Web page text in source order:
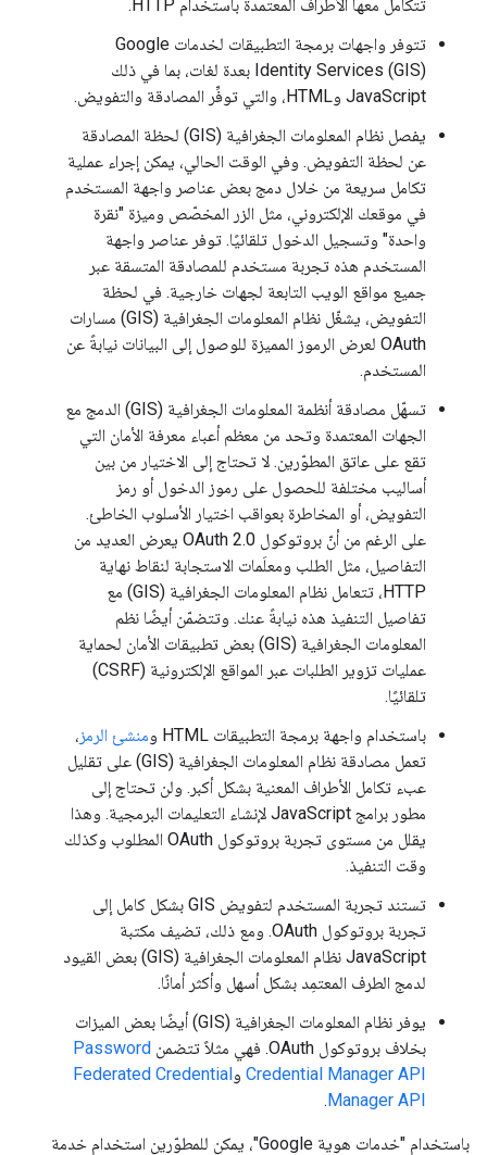
تتكامل معها الأطراف المعتمدة باستخدام HTTP.
تتوفر واجهات برمجة التطبيقات لخدمات Google
Identity Services (GIS) بعدة لغات، بما في ذلك
JavaScript وHTML، والتي توفِّر المصادقة والتفويض.
يفصل نظام المعلومات الجغرافية (GIS) لحظة المصادقة
عن لحظة التفويض. وفي الوقت الحالي، يمكن إجراء عملية
تكامل سريعة من خلال دمج بعض عناصر واجهة المستخدم
في موقعك الإلكتروني، مثل الزر المخصّص وميزة "نقرة
واحدة" وتسجيل الدخول تلقائيًا. توفر عناصر واجهة
المستخدم هذه تجربة مستخدم للمصادقة المتسقة عبر
جميع مواقع الويب التابعة لجهات خارجية. في لحظة
التفويض، يشغّل نظام المعلومات الجغرافية (GIS) مسارات
OAuth لعرض الرموز المميزة للوصول إلى البيانات نيابةً عن
المستخدم.
تسهّل مصادقة أنظمة المعلومات الجغرافية (GIS) الدمج مع
الجهات المعتمدة وتحد من معظم أعباء معرفة الأمان التي
تقع على عاتق المطوّرين. لا تحتاج إلى الاختيار من بين
أساليب مختلفة للحصول على رموز الدخول أو رمز
التفويض، أو المخاطرة بعواقب اختيار الأسلوب الخاطئ.
على الرغم من أنّ بروتوكول OAuth 2.0 يعرض العديد من
التفاصيل، مثل الطلب ومعلَمات الاستجابة لنقاط نهاية
HTTP، تتعامل نظام المعلومات الجغرافية (GIS) مع
تفاصيل التنفيذ هذه نيابةً عنك. وتتضمّن أيضًا نظم
المعلومات الجغرافية (GIS) بعض تطبيقات الأمان لحماية
عمليات تزوير الطلبات عبر المواقع الإلكترونية (CSRF)
تلقائيًا.
باستخدام واجهة برمجة التطبيقات HTML و
منشئ الرمز،
تعمل مصادقة نظام المعلومات الجغرافية (GIS) على تقليل
عبء تكامل الأطراف المعنية بشكل أكبر. ولن تحتاج إلى
مطور برامج JavaScript لإنشاء التعليمات البرمجية. وهذا
يقلل من مستوى تجربة بروتوكول OAuth المطلوب وكذلك
وقت التنفيذ.
تستند تجربة المستخدم لتفويض GIS بشكل كامل إلى
تجربة بروتوكول OAuth. ومع ذلك، تضيف مكتبة
JavaScript نظام المعلومات الجغرافية (GIS) بعض القيود
لدمج الطرف المعتمِد بشكل أسهل وأكثر أمانًا.
يوفر نظام المعلومات الجغرافية (GIS) أيضًا بعض الميزات
بخلاف بروتوكول OAuth. فهي مثلاً تتضمن
Password
Credential Manager API وFederated Credential
Manager API
.
باستخدام "خدمات هوية Google"، يمكن للمطوّرين استخدام خدمة